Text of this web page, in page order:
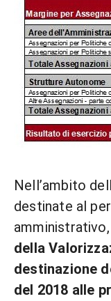
Nell’ambito
destinate al
della
destinazione
del 2018 alle